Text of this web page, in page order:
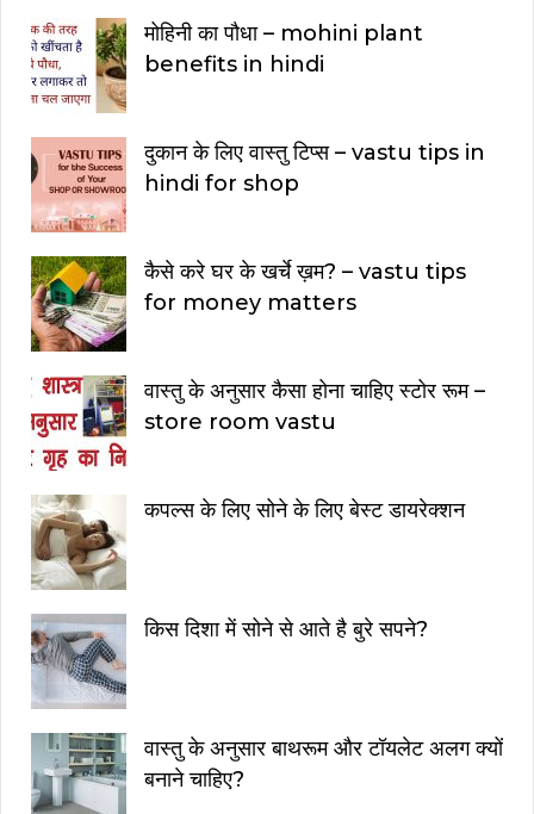
मोहिनी का पौधा – mohini plant
benefits in hindi
दुकान के लिए वास्तु टिप्स – vastu tips in
hindi for shop
कैसे करे घर के खर्चे ख़म? – vastu tips
for money matters
वास्तु के अनुसार कैसा होना चाहिए स्टोर रूम –
store room vastu
कपल्स के लिए सोने के लिए बेस्ट डायरेक्शन
किस दिशा में सोने से आते है बुरे सपने?
वास्तु के अनुसार बाथरूम और टॉयलेट अलग क्यों
बनाने चाहिए?